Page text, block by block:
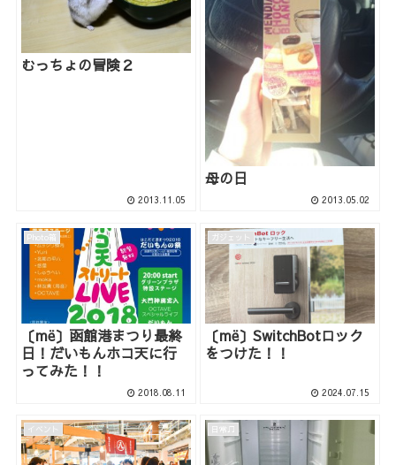
むっちょの冒険２
2013.11.05
母の日
2013.05.02
Photo箱
〔më〕函館港まつり最終
日！だいもんホコ天に行
ってみた！！
2018.08.11
ガジェット
〔më〕SwitchBotロック
をつけた！！
2024.07.15
イベント 日常♫